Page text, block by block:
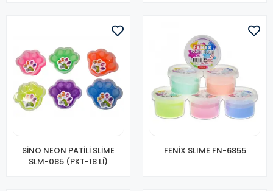
SİNO NEON PATİLİ SLİME
SLM-085 (PKT-18 Lİ)
FENİX SLIME FN-6855